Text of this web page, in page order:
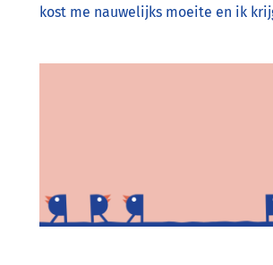
kost me nauwelijks moeite en ik